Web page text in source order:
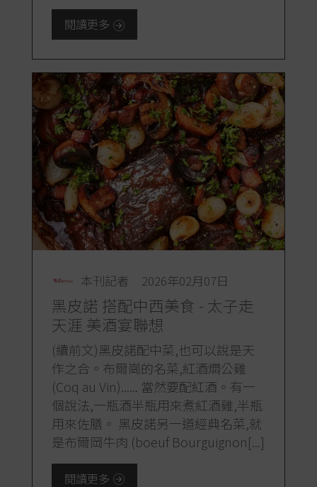
閱讀更多
本刊記者 2026年02月07日
黑皮諾 搭配中西美食 - 太子走
天涯 美酒宴聯想
(續前文)黑皮諾配中菜,也可以說是天
作之合。布爾崗的名菜,紅酒燜公雞
(Coq au Vin)...... 當然要配紅酒。有一
個說法,一瓶酒半瓶用來煮紅酒雞,半瓶
用來佐膳。 黑皮諾另一道經典名菜,就
是布爾岡牛肉 (boeuf Bourguignon[...]
閱讀更多